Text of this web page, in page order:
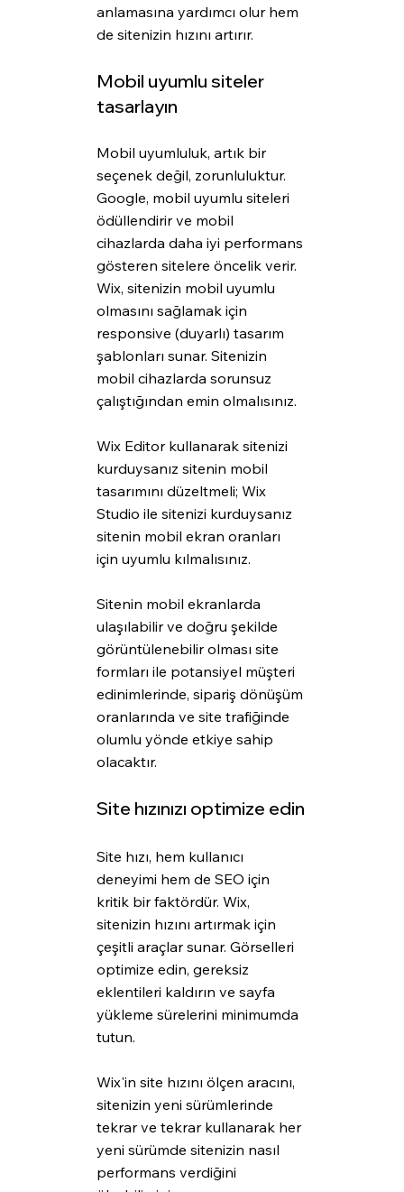
anlamasına yardımcı olur hem
de sitenizin hızını artırır.
Mobil uyumlu siteler
tasarlayın
Mobil uyumluluk, artık bir
seçenek değil, zorunluluktur.
Google, mobil uyumlu siteleri
ödüllendirir ve mobil
cihazlarda daha iyi performans
gösteren sitelere öncelik verir.
Wix, sitenizin mobil uyumlu
olmasını sağlamak için
responsive (duyarlı) tasarım
şablonları sunar. Sitenizin
mobil cihazlarda sorunsuz
çalıştığından emin olmalısınız.
Wix Editor kullanarak sitenizi
kurduysanız sitenin mobil
tasarımını düzeltmeli; Wix
Studio ile sitenizi kurduysanız
sitenin mobil ekran oranları
için uyumlu kılmalısınız.
Sitenin mobil ekranlarda
ulaşılabilir ve doğru şekilde
görüntülenebilir olması site
formları ile potansiyel müşteri
edinimlerinde, sipariş dönüşüm
oranlarında ve site trafiğinde
olumlu yönde etkiye sahip
olacaktır.
Site hızınızı optimize edin
Site hızı, hem kullanıcı
deneyimi hem de SEO için
kritik bir faktördür. Wix,
sitenizin hızını artırmak için
çeşitli araçlar sunar. Görselleri
optimize edin, gereksiz
eklentileri kaldırın ve sayfa
yükleme sürelerini minimumda
tutun.
Wix'in site hızını ölçen aracını,
sitenizin yeni sürümlerinde
tekrar ve tekrar kullanarak her
yeni sürümde sitenizin nasıl
performans verdiğini